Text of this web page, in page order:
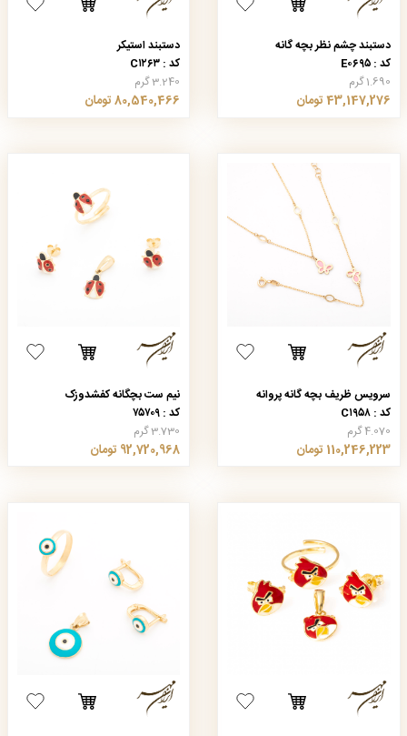
دستبند چشم نظر بچه گانه
کد : E۰۶۹۵
1.690 گرم
43,147,276 تومان
دستبند استیکر
کد : C۱۲۶۳
3.240 گرم
80,540,466 تومان
سرویس ظریف بچه گانه پروانه
کد : C۱۹۵۸
4.070 گرم
110,246,223 تومان
نیم ست بچگانه کفشدوزک
کد : ۷۵۷۰۹
3.730 گرم
92,720,968 تومان